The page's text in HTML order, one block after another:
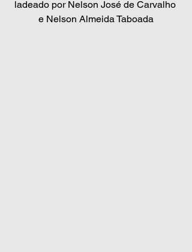
ladeado por Nelson José de Carvalho
e Nelson Almeida Taboada